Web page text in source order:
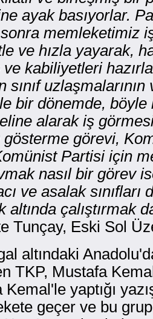
ayak basıyorlar.
memleketimiz
ve hızla yayarak,
kabiliyetleri
uzlaşmalarının
bir dönemde, böyle
alarak iş
görevi,
Partisi için
nasıl bir görev
ve asalak
altında çalıştırmak
Tunçay, Eski Sol
altındaki
TKP, Mustafa
yaptığı
geçer ve bu